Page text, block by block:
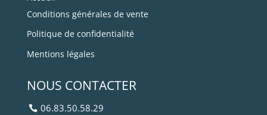
Conditions générales de vente
Politique de confidentialité
Mentions légales
NOUS CONTACTER
06.83.50.58.29